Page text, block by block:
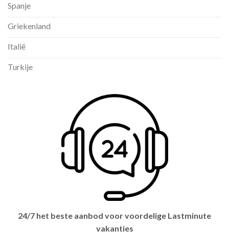
Spanje
Griekenland
Italië
Turkije
24/7 het beste aanbod voor voordelige Lastminute
vakanties